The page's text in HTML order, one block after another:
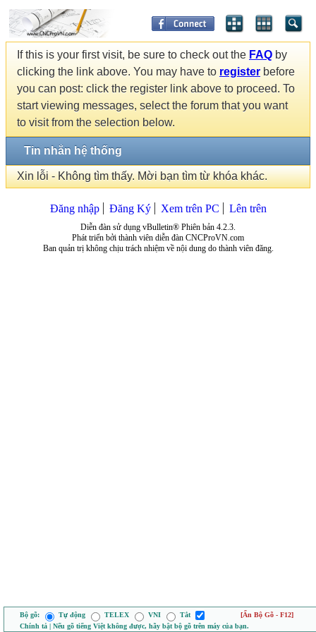
If this is your first visit, be sure to check out the FAQ by
clicking the link above. You may have to register before
you can post: click the register link above to proceed. To
start viewing messages, select the forum that you want
to visit from the selection below.
Tin nhắn hệ thống
Xin lỗi - Không tìm thấy. Mời bạn tìm từ khóa khác.
Đăng nhập Đăng Ký Xem trên PC Lên trên
Diễn đàn sử dụng vBulletin® Phiên bản 4.2.3.
Phát triển bởi thành viên diễn đàn CNCProVN.com
Ban quản trị không chịu trách nhiệm về nội dung do thành viên đăng.
Bộ gõ: Tự động TELEX VNI Tắt
[Ẩn Bộ Gõ - F12]
Chính tả | Nếu gõ tiếng Việt không được, hãy bật bộ gõ trên máy của bạn.